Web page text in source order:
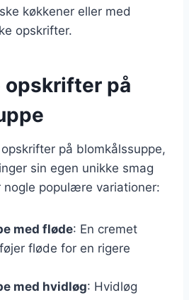
køkkener eller med
opskrifter.
opskrifter på
på blomkålssuppe,
sin egen unikke smag
nogle populære variationer:
med fløde: En cremet
fløde for en rigere
med hvidløg: Hvidløg